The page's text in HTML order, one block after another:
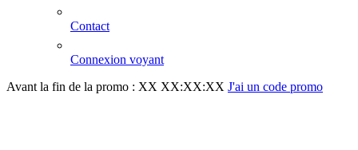
Contact
Connexion voyant
Avant la fin de la promo : XX XX:XX:XX J'ai un code promo